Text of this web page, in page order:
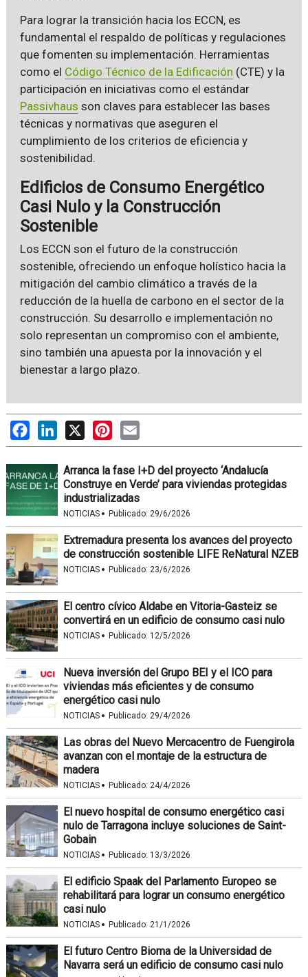
Para lograr la transición hacia los ECCN, es
fundamental el respaldo de políticas y regulaciones
que fomenten su implementación. Herramientas
como el Código Técnico de la Edificación (CTE) y la
participación en iniciativas como el estándar
Passivhaus son claves para establecer las bases
técnicas y normativas que aseguren el
cumplimiento de los criterios de eficiencia y
sostenibilidad.
Edificios de Consumo Energético
Casi Nulo y la Construcción
Sostenible
Los ECCN son el futuro de la construcción
sostenible, ofreciendo un enfoque holístico hacia la
mitigación del cambio climático a través de la
reducción de la huella de carbono en el sector de la
construcción. Su desarrollo e implementación no
solo representan un compromiso con el ambiente,
sino también una apuesta por la innovación y el
bienestar a largo plazo.
FacebookLinkedIn
X PinterestEmail
Arranca la fase I+D del proyecto ‘Andalucía
Construye en Verde’ para viviendas protegidas
industrializadas
NOTICIAS · Publicado: 29/6/2026
Extremadura presenta los avances del proyecto
de construcción sostenible LIFE ReNatural NZEB
NOTICIAS · Publicado: 23/6/2026
El centro cívico Aldabe en Vitoria-Gasteiz se
convertirá en un edificio de consumo casi nulo
NOTICIAS · Publicado: 12/5/2026
Nueva inversión del Grupo BEI y el ICO para
viviendas más eficientes y de consumo
energético casi nulo
NOTICIAS · Publicado: 29/4/2026
Las obras del Nuevo Mercacentro de Fuengirola
avanzan con el montaje de la estructura de
madera
NOTICIAS · Publicado: 24/4/2026
El nuevo hospital de consumo energético casi
nulo de Tarragona incluye soluciones de Saint-
Gobain
NOTICIAS · Publicado: 13/3/2026
El edificio Spaak del Parlamento Europeo se
rehabilitará para lograr un consumo energético
casi nulo
NOTICIAS · Publicado: 21/1/2026
El futuro Centro Bioma de la Universidad de
Navarra será un edificio de consumo casi nulo